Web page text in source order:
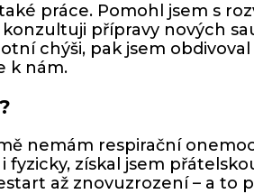
práce. Pomohl jsem s
přípravy nových
chýši, pak jsem
k nám.
nemám respirační
získal jsem
až znovuzrození – a to